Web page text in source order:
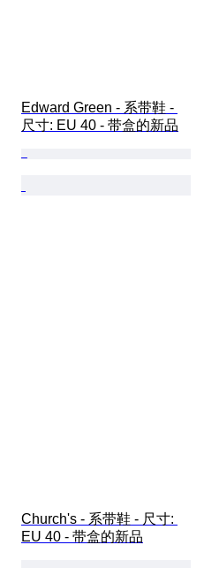
Edward Green - 系带鞋 -
尺寸: EU 40 - 带盒的新品
Church's - 系带鞋 - 尺寸:
EU 40 - 带盒的新品